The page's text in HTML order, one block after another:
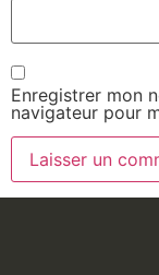
Enregistrer mon
navigateur pour